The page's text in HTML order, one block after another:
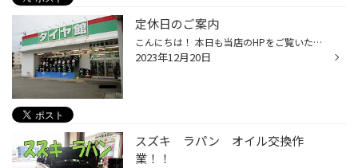
定休日のご案内
こんにちは！ 本日も当店のHPをご覧いただき、ありがとうございます！ タイヤ館奥田店は本日定休日となっております。 何卒ご了承の程宜しくお願い致します。 ☆お知らせ☆ ～話題の洗車グッズ♪アダムスポリッシュ置いてます！～ ！！！現在、富山県の取り扱い店舗はタイヤ館奥田店とタイヤ館ファボー...
2023年12月20日
スズキ ラパン オイル交換作
業！！